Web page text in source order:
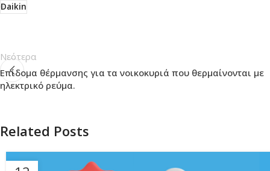
Daikin
Νεότερα
Επίδομα θέρμανσης για τα νοικοκυριά που θερμαίνονται με
ηλεκτρικό ρεύμα.
Related Posts